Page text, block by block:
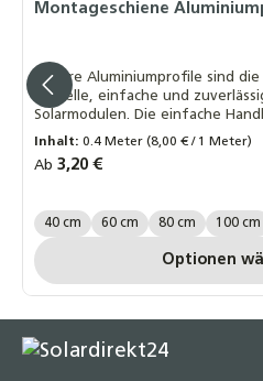
Montageschiene
Unsere Aluminiumprofile sind
schnelle, einfache und
Solarmodulen. Die einfache
schnelle Installation der Profile
und reduzieren Montagekosten
Inhalt:0.4 Meter(8,00 € / 1 Meter)
Regulärer Preis:
Ab 3,20 €
Länge Trägerprofil:
40 cm 60 cm 80 cm 100 cm
Optionen